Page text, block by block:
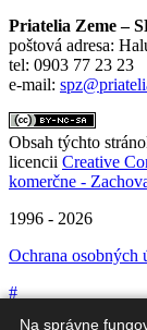
Priatelia Zeme –
poštová adresa:
tel: 0903 77 23 23
e-mail:
Obsah týchto
licencii Creative
komerčne -
1996 - 2026
Ochrana osobných
#
Na správne